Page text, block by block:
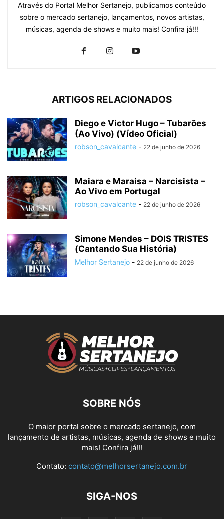
Através do Portal Melhor Sertanejo, publicamos conteúdo
sobre o mercado sertanejo, lançamentos, novos artistas,
músicas, agenda de shows e muito mais! Confira já!!!
ARTIGOS RELACIONADOS
Diego e Victor Hugo – Tubarões
(Ao Vivo) (Vídeo Oficial)
robson_cavalcante - 22 de junho de 2026
Maiara e Maraisa – Narcisista –
Ao Vivo em Portugal
robson_cavalcante - 22 de junho de 2026
Simone Mendes – DOIS TRISTES
(Cantando Sua História)
Melhor Sertanejo - 22 de junho de 2026
SOBRE NÓS
O maior portal sobre o mercado sertanejo, com
lançamento de artistas, músicas, agenda de shows e muito
mais! Confira já!!!
Contato: contato@melhorsertanejo.com.br
SIGA-NOS